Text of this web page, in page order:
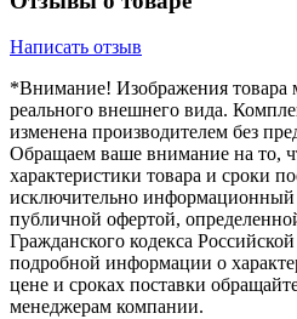
Написать отзыв
*Внимание! Изображения товара
реального внешнего вида.
изменена производителем без
Обращаем ваше внимание на то,
характеристики товара и сроки
исключительно информационный
публичной офертой,
Гражданского кодекса
подробной информации о
цене и сроках поставки
менеджерам компании.